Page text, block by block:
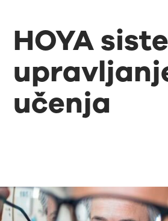
HOYA
učenja